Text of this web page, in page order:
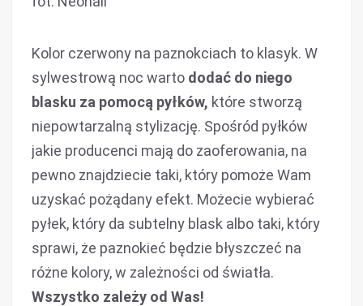
Kolor czerwony na paznokciach to klasyk. W
sylwestrową noc warto dodać do niego
blasku za pomocą pyłków, które stworzą
niepowtarzalną stylizację. Spośród pyłków
jakie producenci mają do zaoferowania, na
pewno znajdziecie taki, który pomoże Wam
uzyskać pożądany efekt. Możecie wybierać
pyłek, który da subtelny blask albo taki, który
sprawi, że paznokieć będzie błyszczeć na
różne kolory, w zależności od światła.
Wszystko zależy od Was!